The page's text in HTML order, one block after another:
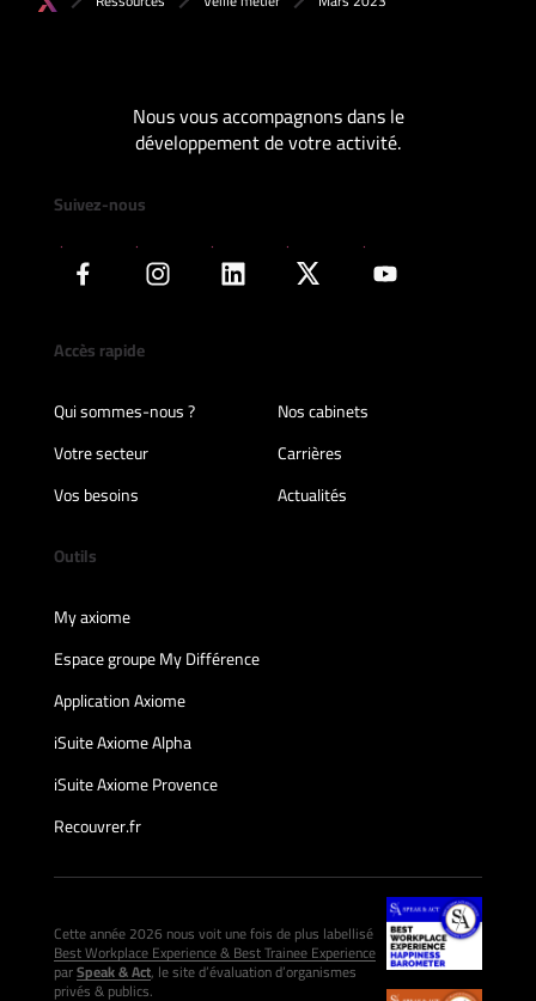
Nous vous accompagnons dans le
développement de votre activité.
Suivez-nous
Accès rapide
Qui sommes-nous ?
Nos cabinets
Votre secteur
Carrières
Vos besoins
Actualités
Outils
My axiome
Espace groupe My Différence
Application Axiome
iSuite Axiome Alpha
iSuite Axiome Provence
Recouvrer.fr
Cette année 2026 nous voit une fois de plus labellisé
Best Workplace Experience & Best Trainee Experience
parSpeak & Act, le site d’évaluation d’organismes
privés & publics.